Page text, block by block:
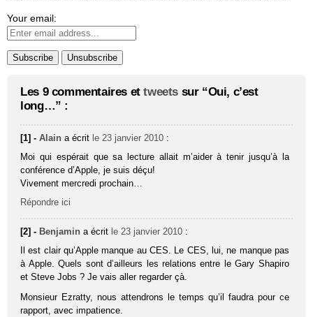
Your email:
Les 9 commentaires ettweets sur “Oui, c’est
long…” :
[1] -Alain a écrit le 23 janvier 2010 :
Moi qui espérait que sa lecture allait m’aider à tenir jusqu’à la
conférence d’Apple, je suis déçu!
Vivement mercredi prochain…
Répondre ici
[2] - Benjamin a écrit le 23 janvier 2010 :
Il est clair qu’Apple manque au CES. Le CES, lui, ne manque pas
à Apple. Quels sont d’ailleurs les relations entre le Gary Shapiro
et Steve Jobs ? Je vais aller regarder çà.
Monsieur Ezratty, nous attendrons le temps qu’il faudra pour ce
rapport, avec impatience.